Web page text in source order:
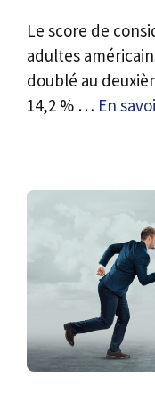
Le score de
adultes
doublé au
14,2 % … En